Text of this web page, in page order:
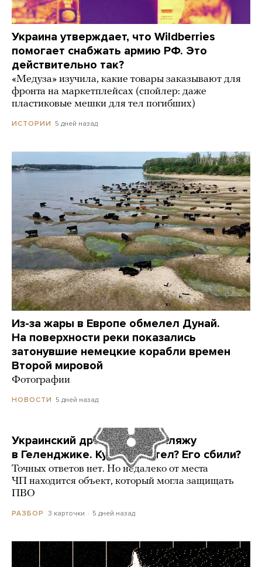
Украина утверждает, что Wildberries
помогает снабжать армию РФ. Это
действительно так?
«Медуза» изучила, какие товары заказывают для
фронта на маркетплейсах (спойлер: даже
пластиковые мешки для тел погибших)
ИСТОРИИ 5 дней назад
Из-за жары в Европе обмелел Дунай.
На поверхности реки показались
затонувшие немецкие корабли времен
Второй мировой
Фотографии
НОВОСТИ 5 дней назад
Украинский дрон попал по пляжу
в Геленджике. Куда он летел? Его сбили?
Точных ответов нет. Но недалеко от места
ЧП находится объект, который могла защищать
ПВО
РАЗБОР 3 карточки 5 дней назад